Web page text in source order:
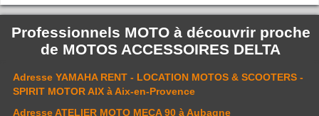
Professionnels MOTO à découvrir proche
de MOTOS ACCESSOIRES DELTA
Adresse YAMAHA RENT - LOCATION MOTOS & SCOOTERS -
SPIRIT MOTOR AIX à Aix-en-Provence
Adresse ATELIER MOTO MECA 90 à Aubagne